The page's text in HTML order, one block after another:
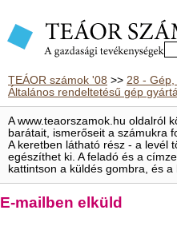
TEÁOR számok '08 >> 28 -
Általános rendeltetésű gép
A www.teaorszamok.hu oldalról
barátait, ismerőseit a számukra
A keretben látható rész - a levél
egészíthet ki. A feladó és a
kattintson a küldés gombra, és
E-mailben elküld